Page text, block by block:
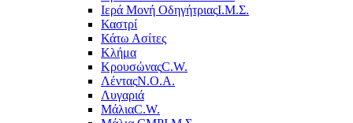
Ιερά Μονή ΟδηγήτριαςΙ.Μ.Σ.
Καστρί
Κάτω Ασίτες
Κλήμα
ΚρουσώναςC.W.
ΛένταςΝ.Ο.Α.
Λυγαριά
ΜάλιαC.W.